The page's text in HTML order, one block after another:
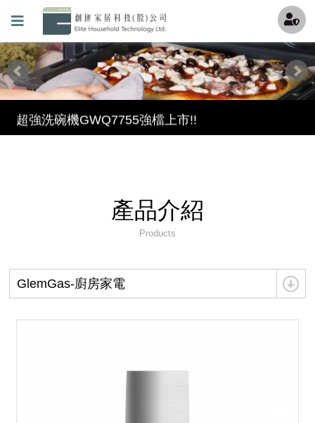
最酷的冰沙機來囉，趕快來冰涼一下吧~
透過創匯Youtube頻道更加了解機器吧 !
連知名Youtuber試用過都說讚的氣泡水機!!!
超強洗碗機GWQ7755強檔上市!!
創匯家居進駐百貨產品介紹
Products
GlemGas-廚房家電